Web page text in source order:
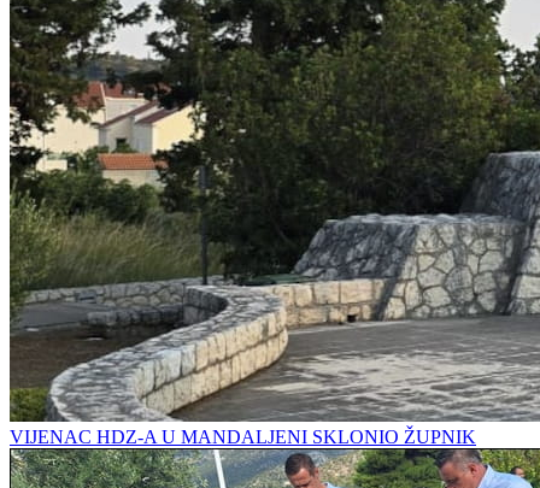
VIJENAC HDZ-A U MANDALJENI SKLONIO ŽUPNIK